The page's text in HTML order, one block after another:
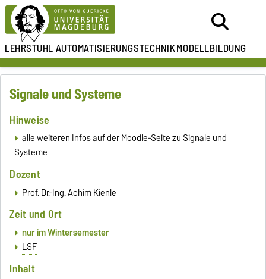
LEHRSTUHLAUTOMATISIERUNGSTECHNIKMODELLBILDUNG
Signale und Systeme
Hinweise
alle weiteren Infos auf der Moodle-Seite zu Signale und
Systeme
Dozent
Prof. Dr.-Ing. Achim Kienle
Zeit und Ort
nur im Wintersemester
LSF
Inhalt